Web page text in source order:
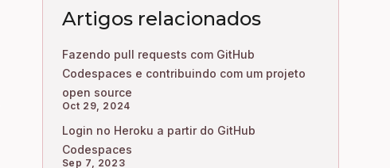
Artigos relacionados
Fazendo pull requests com GitHub
Codespaces e contribuindo com um projeto
open source
Oct 29, 2024
Login no Heroku a partir do GitHub
Codespaces
Sep 7, 2023